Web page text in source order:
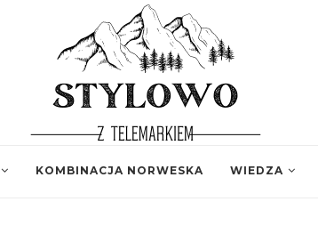
KOMBINACJA NORWESKA WIEDZA